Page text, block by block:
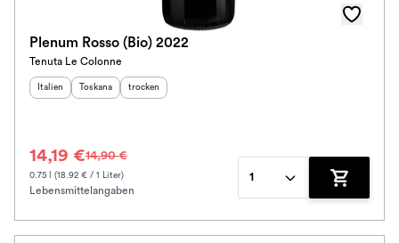
Plenum Rosso (Bio) 2022
Tenuta Le Colonne
Herkunftsland :
Italien Herkunftsregion:
Toskana Geschmack
trocken
14,19 €14,90 €
0.75 l (18.92 € / 1 Liter)
Lebensmittelangaben
1
Zum